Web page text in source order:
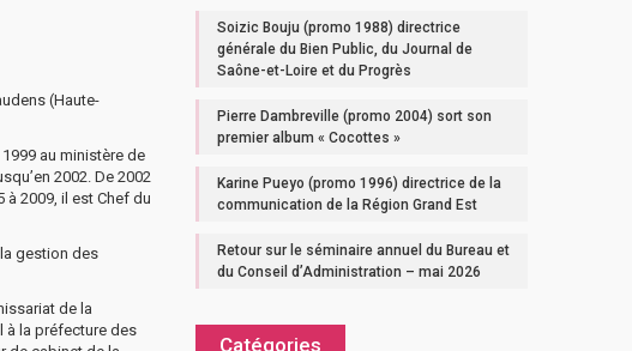
(Haute-
au ministère de
2002. De 2002
à 2009, il est Chef du
gestion des
de la
à la préfecture des
Soizic Bouju (promo 1988) directrice
générale du Bien Public, du Journal de
Saône-et-Loire et du Progrès
Pierre Dambreville (promo 2004) sort son
premier album « Cocottes »
Karine Pueyo (promo 1996) directrice de la
communication de la Région Grand Est
Retour sur le séminaire annuel du Bureau et
du Conseil d’Administration – mai 2026
Catégories